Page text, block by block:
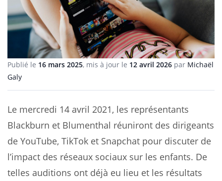
Publié le 16 mars 2025, mis à jour le 12 avril 2026 par Michaël
Galy
Le mercredi 14 avril 2021, les représentants
Blackburn et Blumenthal réuniront des dirigeants
de YouTube, TikTok et Snapchat pour discuter de
l’impact des réseaux sociaux sur les enfants. De
telles auditions ont déjà eu lieu et les résultats